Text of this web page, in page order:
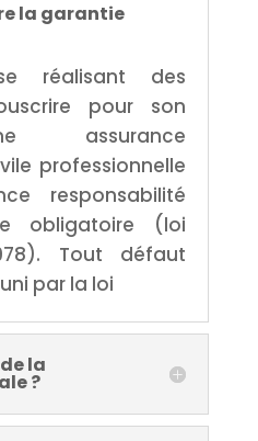
la garantie
réalisant des
pour son
assurance
professionnelle
responsabilité
obligatoire (loi
Tout défaut
par la loi
la
?